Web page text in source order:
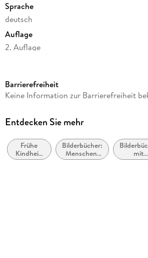
Sprache
deutsch
Auflage
2. Auflage
Altersempfehlung
Reihe
Autor/Autorin
Jörg Hilbert, Felix Janosa
Barrierefreiheit
Keine Information zur Barrierefreiheit
Entdecken Sie mehr
Frühe
Kindheit:
Reime
Bilderbücher:
Menschen,
Figuren,
mit